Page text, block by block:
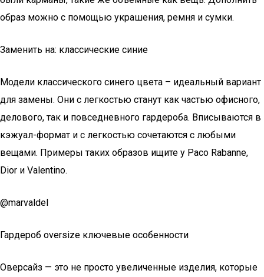
образ можно с помощью украшения, ремня и сумки.
Заменить на: классические синие
Модели классического синего цвета – идеальный вариант
для замены. Они с легкостью станут как частью офисного,
делового, так и повседневного гардероба. Вписываются в
кэжуал-формат и с легкостью сочетаются с любыми
вещами. Примеры таких образов ищите у Paco Rabanne,
Dior и Valentino.
@marvaldel
Гардероб oversize ключевые особенности
Оверсайз — это не просто увеличенные изделия, которые